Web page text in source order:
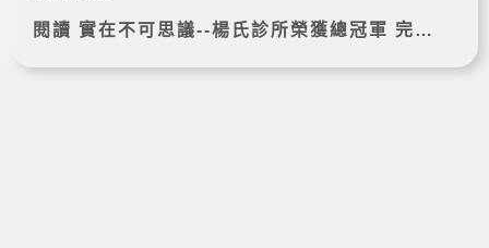
閱讀 實在不可思議--楊氏診所榮獲總冠軍 完整案例➔